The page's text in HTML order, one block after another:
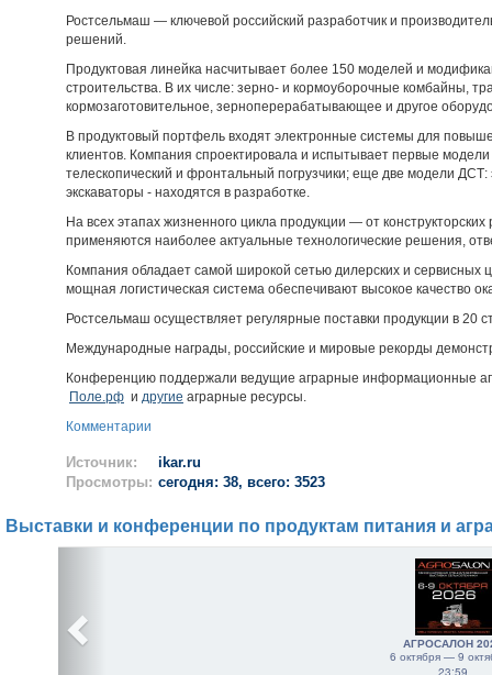
Ростсельмаш — ключевой российский разработчик и
решений.
Продуктовая линейка насчитывает более 150 моделей и
строительства. В их числе: зерно- и кормоуборочные комбайны,
кормозаготовительное, зерноперерабатывающее и другое
В продуктовый портфель входят электронные системы для
клиентов. Компания спроектировала и испытывает первые
телескопический и фронтальный погрузчики; еще две модели ДСТ:
экскаваторы - находятся в разработке.
На всех этапах жизненного цикла продукции — от
применяются наиболее актуальные технологические решения,
Компания обладает самой широкой сетью дилерских и
мощная логистическая система обеспечивают высокое качество
Ростсельмаш осуществляет регулярные поставки продукции в 20
Международные награды, российские и мировые рекорды
Конференцию поддержали ведущие аграрные информационные
Поле.рф и другие аграрные ресурсы.
Комментарии
Источник:
ikar.ru
Просмотры: сегодня: 38, всего: 3523
Выставки и конференции по продуктам питания и
АГРОСАЛОН
6 октября — 9
23:59